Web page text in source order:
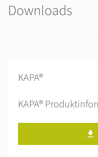
Downloads
KAPA®
KAPA®